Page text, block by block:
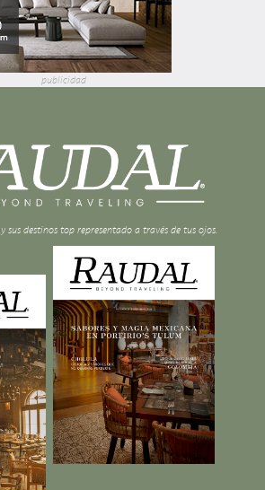
publicidad
sus destinos top representado a través de tus ojos.